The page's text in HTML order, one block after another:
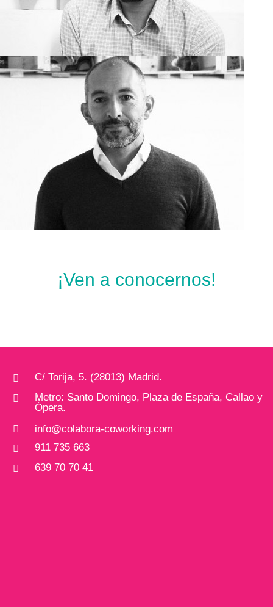
¡Ven a conocernos!

C/ Torija, 5. (28013) Madrid.

Metro: Santo Domingo, Plaza de España, Callao y
Ópera.

info@colabora-coworking.com

911 735 663

639 70 70 41